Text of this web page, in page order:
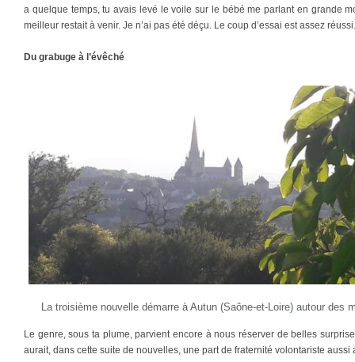
a quelque temps, tu avais levé le voile sur le bébé me parlant en grande
meilleur restait à venir. Je n’ai pas été déçu. Le coup d’essai est assez réussi.
Du grabuge à l’évêché
La troisième nouvelle démarre à Autun (Saône-et-Loire) autour
Le genre, sous ta plume, parvient encore à nous réserver de belles
aurait, dans cette suite de nouvelles, une part de fraternité volontariste aussi